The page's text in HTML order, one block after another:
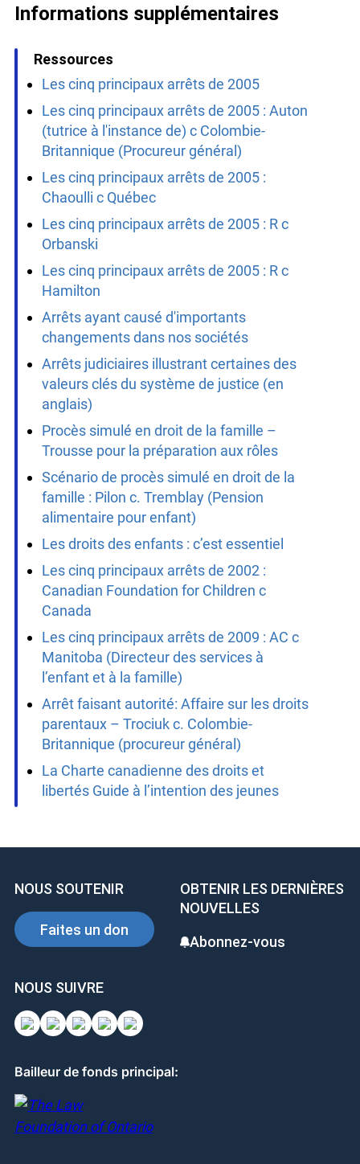
Informations supplémentaires
Ressources
Les cinq principaux arrêts de 2005
Les cinq principaux arrêts de 2005 : Auton
(tutrice à l'instance de) c Colombie-
Britannique (Procureur général)
Les cinq principaux arrêts de 2005 :
Chaoulli c Québec
Les cinq principaux arrêts de 2005 : R c
Orbanski
Les cinq principaux arrêts de 2005 : R c
Hamilton
Arrêts ayant causé d'importants
changements dans nos sociétés
Arrêts judiciaires illustrant certaines des
valeurs clés du système de justice (en
anglais)
Procès simulé en droit de la famille –
Trousse pour la préparation aux rôles
Scénario de procès simulé en droit de la
famille : Pilon c. Tremblay (Pension
alimentaire pour enfant)
Les droits des enfants : c’est essentiel
Les cinq principaux arrêts de 2002 :
Canadian Foundation for Children c
Canada
Les cinq principaux arrêts de 2009 : AC c
Manitoba (Directeur des services à
l’enfant et à la famille)
Arrêt faisant autorité: Affaire sur les droits
parentaux – Trociuk c. Colombie-
Britannique (procureur général)
La Charte canadienne des droits et
libertés Guide à l’intention des jeunes
NOUS SOUTENIR
Faites un don
OBTENIR LES DERNIÈRES
NOUVELLES
Abonnez-vous
NOUS SUIVRE
Bailleur de fonds principal: